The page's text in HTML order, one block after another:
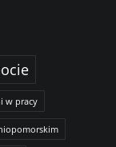
w pracy